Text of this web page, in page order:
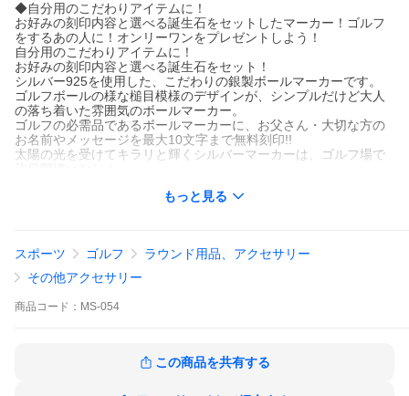
◆自分用のこだわりアイテムに！
お好みの刻印内容と選べる誕生石をセットしたマーカー！ゴルフ
をするあの人に！オンリーワンをプレゼントしよう！
自分用のこだわりアイテムに！
お好みの刻印内容と選べる誕生石をセット！
シルバー925を使用した、こだわりの銀製ボールマーカーです。
ゴルフボールの様な槌目模様のデザインが、シンプルだけど大人
の落ち着いた雰囲気のボールマーカー。
ゴルフの必需品であるボールマーカーに、お父さん・大切な方の
お名前やメッセージを最大10文字まで無料刻印!!
太陽の光を受けてキラリと輝くシルバーマーカーは、ゴルフ場で
表面に凸凹をつけた槌目デザインは性質上、刻印が薄く感じる場
#ゴルフマーカー #マグネット #名入れ #誕生石 #シルバー925 #お
しゃれ #高級 #手作り #オリジナル #ブランド #人気 #コンペ #景
品 #ギフト #贈答品 #プレゼント #父の日 #母の日 #誕生日 #還暦
祝い #喜寿 #米寿 #退職祝い #送別
お好みの刻印内容と選べる誕生石をセットしたマーカー！ゴルフ
をするあの人に！オンリーワンをプレゼントしよう！
もっと見る
スポーツ ゴルフ
ラウンド用品、アクセサリー
その他アクセサリー
商品 コード： MS-054
この商品を共有する